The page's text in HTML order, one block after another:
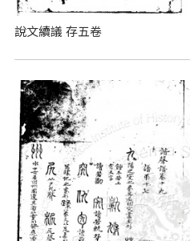
說文續議 存五卷